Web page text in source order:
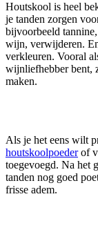
Houtskool is heel
je tanden zorgen
bijvoorbeeld
wijn, verwijderen.
verkleuren. Vooral
wijnliefhebber bent,
maken.
Als je het eens wilt
houtskoolpoederof
toegevoegd. Na het
tanden nog goed
frisse adem.